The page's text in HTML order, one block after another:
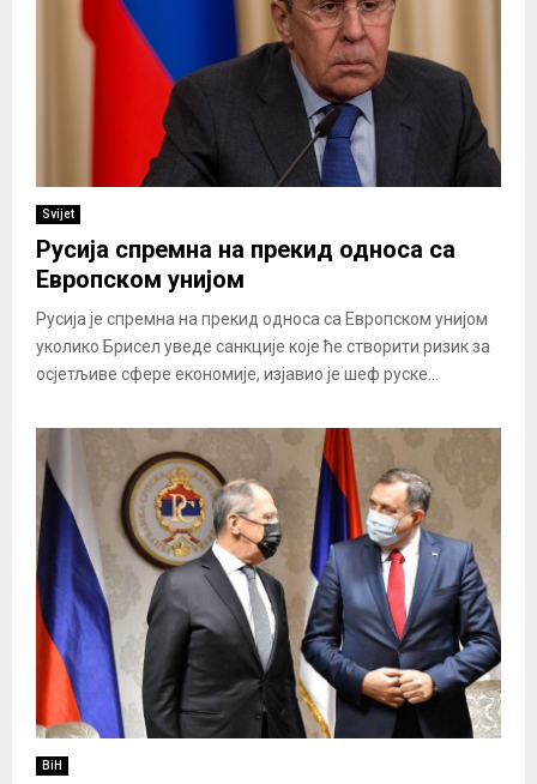
Svijet
Русија спремна на прекид односа са
Европском унијом
Русија је спремна на прекид односа са Европском унијом
уколико Брисел уведе санкције које ће створити ризик за
осјетљиве сфере економије, изјавио је шеф руске...
BiH